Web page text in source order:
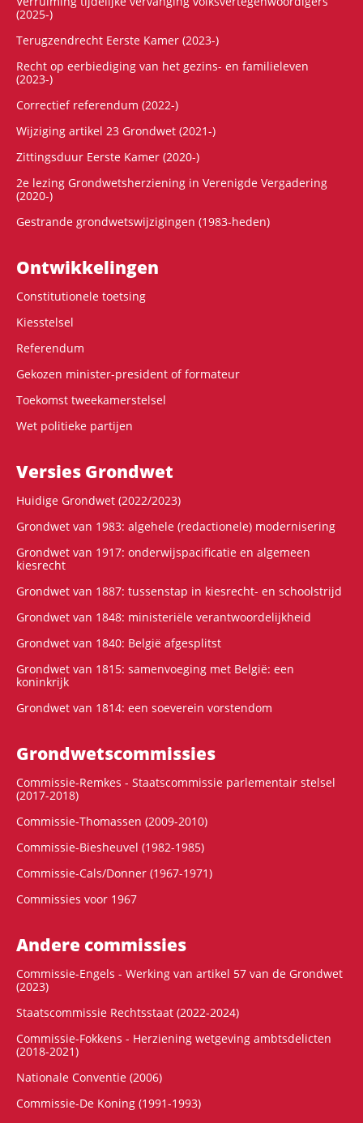
(2025-)
Terugzendrecht Eerste Kamer (2023-)
Recht op eerbiediging van het gezins- en familieleven
(2023-)
Correctief referendum (2022-)
Wijziging artikel 23 Grondwet (2021-)
Zittingsduur Eerste Kamer (2020-)
2e lezing Grondwetsherziening in Verenigde Vergadering
(2020-)
Gestrande grondwetswijzigingen (1983-heden)
Ontwikke­lingen
Constitutionele toetsing
Kiesstelsel
Referendum
Gekozen minister-president of formateur
Toekomst tweekamerstelsel
Wet politieke partijen
Versies Grondwet
Huidige Grondwet (2022/2023)
Grondwet van 1983: algehele (redactionele) modernisering
Grondwet van 1917: onderwijspacificatie en algemeen
kiesrecht
Grondwet van 1887: tussenstap in kiesrecht- en schoolstrijd
Grondwet van 1848: ministeriële verantwoordelijkheid
Grondwet van 1840: België afgesplitst
Grondwet van 1815: samenvoeging met België: een
koninkrijk
Grondwet van 1814: een soeverein vorstendom
Grondwets­commissies
Commissie-Remkes - Staatscommissie parlementair stelsel
(2017-2018)
Commissie-Thomassen (2009-2010)
Commissie-Biesheuvel (1982-1985)
Commissie-Cals/Donner (1967-1971)
Commissies voor 1967
Andere commissies
Commissie-Engels - Werking van artikel 57 van de Grondwet
(2023)
Staatscommissie Rechtsstaat (2022-2024)
Commissie-Fokkens - Herziening wetgeving ambtsdelicten
(2018-2021)
Nationale Conventie (2006)
Commissie-De Koning (1991-1993)